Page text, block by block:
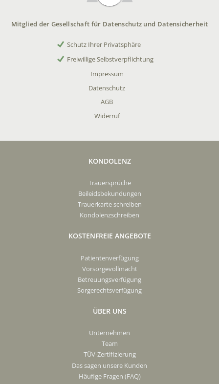
Mitglied der Gesellschaft für Datenschutz und Datensicherheit
Schutz Ihrer Privatsphäre
Freiwillige Selbstverpflichtung
Impressum
Datenschutz
AGB
Widerruf
KONDOLENZ
Trauersprüche
Beileidsbekundungen
Trauerkarte schreiben
Kondolenzschreiben
KOSTENFREIE ANGEBOTE
Patientenverfügung
Vorsorgevollmacht
Betreuungsverfügung
Sorgerechtsverfügung
ÜBER UNS
Unternehmen
Team
TÜV-Zertifizierung
Das sagen unsere Kunden
Häufige Fragen (FAQ)